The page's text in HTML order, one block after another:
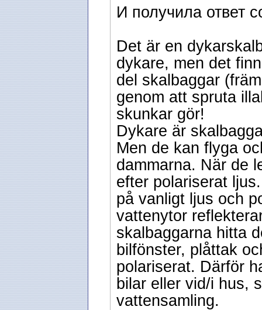
И получила ответ
Det är en
dykare, men det
del skalbaggar
genom att spruta
skunkar gör!
Dykare är
Men de kan flyga
dammarna. När de
efter polariserat
på vanligt ljus och
vattenytor
skalbaggarna hitta
bilfönster, plåttak
polariserat. Därför
bilar eller vid/i hus,
vattensamling.